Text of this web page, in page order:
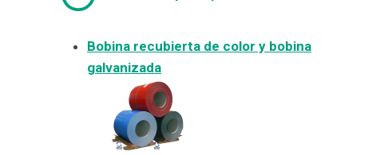
Bobina recubierta de color y bobina
galvanizada